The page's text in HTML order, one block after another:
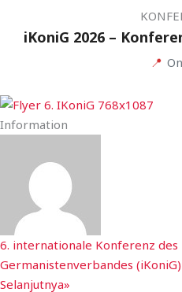
iKoniG 2026 –
📍
Information
6. internationale Konferenz des
Germanistenverbandes (iKoniG)
Selanjutnya»